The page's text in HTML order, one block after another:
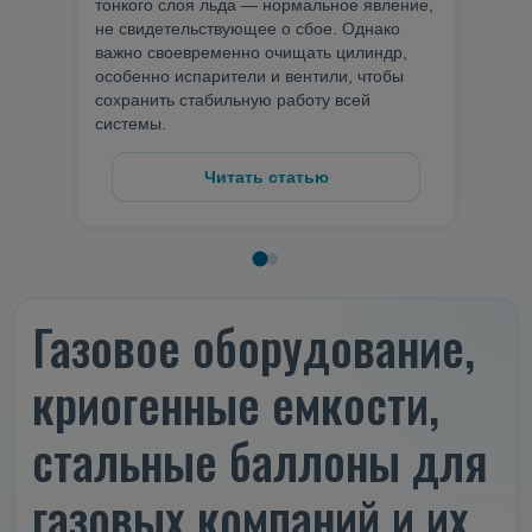
тонкого слоя льда — нормальное явление,
не свидетельствующее о сбое. Однако
важно своевременно очищать цилиндр,
особенно испарители и вентили, чтобы
сохранить стабильную работу всей
системы.
Читать статью
Газовое оборудование,
криогенные емкости,
стальные баллоны для
газовых компаний и их